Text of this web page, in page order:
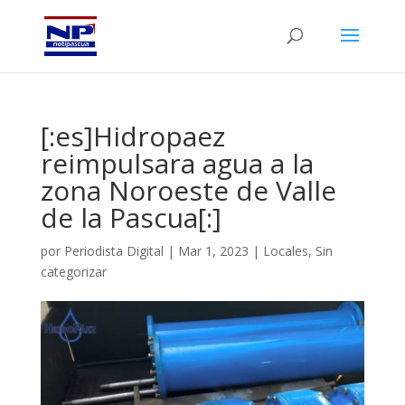
[:es]Hidropaez
reimpulsara agua a la
zona Noroeste de Valle
de la Pascua[:]
por Periodista Digital | Mar 1, 2023 | Locales, Sin
categorizar